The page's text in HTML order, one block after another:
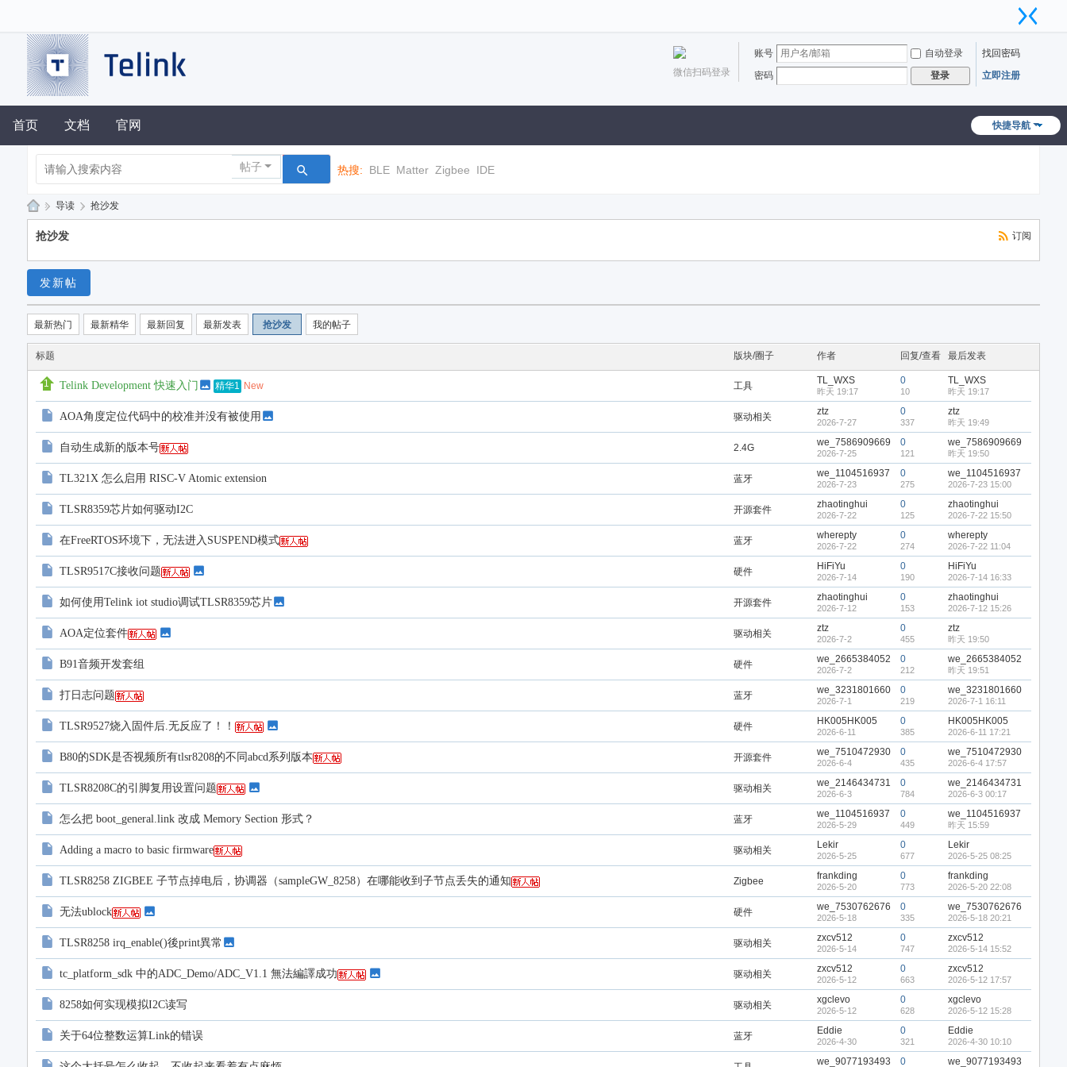
账号 自动登录
找回密码
密码
登录 立即注册
微信扫码登录
快捷导航
首页 文档 官网
帖子 热搜: BLE Matter Zigbee IDE
泰
技
术
论
坛
» 导读 › 抢沙发
订阅
抢沙发
发新帖
最新热门 最新精华 最新回复 最新发表 抢沙发 我的帖子
标题 版块/圈子 作者 回复/查看 最后发表
Telink Development 快速入门 精华1 New 工具 TL_WXS
昨天 19:17
0
10
TL_WXS
昨天 19:17
AOA角度定位代码中的校准并没有被使用 驱动相关 ztz
2026-7-27
0
337
ztz
昨天 19:49
自动生成新的版本号 2.4G we_7586909669
2026-7-25
0
121
we_7586909669
昨天 19:50
TL321X 怎么启用 RISC-V Atomic extension 蓝牙 we_1104516937
2026-7-23
0
275
we_1104516937
2026-7-23 15:00
TLSR8359芯片如何驱动I2C 开源套件 zhaotinghui
2026-7-22
0
125
zhaotinghui
2026-7-22 15:50
在FreeRTOS环境下，无法进入SUSPEND模式 蓝牙 wherepty
2026-7-22
0
274
wherepty
2026-7-22 11:04
TLSR9517C接收问题 硬件 HiFiYu
2026-7-14
0
190
HiFiYu
2026-7-14 16:33
如何使用Telink iot studio调试TLSR8359芯片 开源套件 zhaotinghui
2026-7-12
0
153
zhaotinghui
2026-7-12 15:26
AOA定位套件 驱动相关 ztz
2026-7-2
0
455
ztz
昨天 19:50
B91音频开发套组 硬件 we_2665384052
2026-7-2
0
212
we_2665384052
昨天 19:51
打日志问题 蓝牙 we_3231801660
2026-7-1
0
219
we_3231801660
2026-7-1 16:11
TLSR9527烧入固件后.无反应了！！ 硬件 HK005HK005
2026-6-11
0
385
HK005HK005
2026-6-11 17:21
B80的SDK是否视频所有tlsr8208的不同abcd系列版本 开源套件 we_7510472930
2026-6-4
0
435
we_7510472930
2026-6-4 17:57
TLSR8208C的引脚复用设置问题 驱动相关 we_2146434731
2026-6-3
0
784
we_2146434731
2026-6-3 00:17
怎么把 boot_general.link 改成 Memory Section 形式？ 蓝牙 we_1104516937
2026-5-29
0
449
we_1104516937
昨天 15:59
Adding a macro to basic firmware 驱动相关 Lekir
2026-5-25
0
677
Lekir
2026-5-25 08:25
TLSR8258 ZIGBEE 子节点掉电后，协调器（sampleGW_8258）在哪能收到子节点丢失的通知 Zigbee frankding
2026-5-20
0
773
frankding
2026-5-20 22:08
无法ublock 硬件 we_7530762676
2026-5-18
0
335
we_7530762676
2026-5-18 20:21
TLSR8258 irq_enable()後print異常 驱动相关 zxcv512
2026-5-14
0
747
zxcv512
2026-5-14 15:52
tc_platform_sdk 中的ADC_Demo/ADC_V1.1 無法編譯成功 驱动相关 zxcv512
2026-5-12
0
663
zxcv512
2026-5-12 17:57
8258如何实现模拟I2C读写 驱动相关 xgclevo
2026-5-12
0
628
xgclevo
2026-5-12 15:28
关于64位整数运算Link的错误 蓝牙 Eddie
2026-4-30
0
321
Eddie
2026-4-30 10:10
we_9077193493 0 we_9077193493